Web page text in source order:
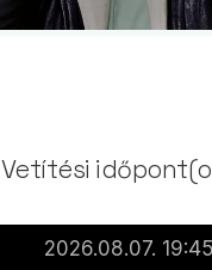
Vetítési
2026.08.07. 19:45